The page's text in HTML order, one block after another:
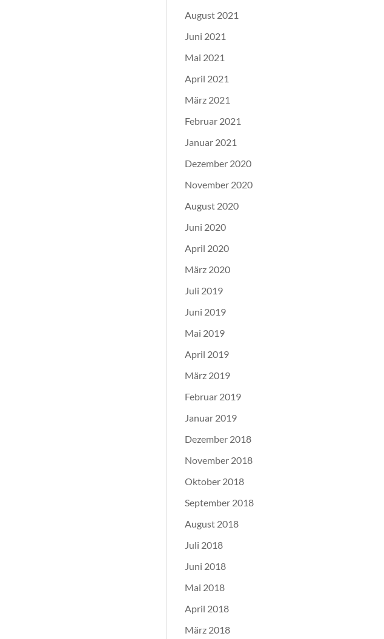
August 2021
Juni 2021
Mai 2021
April 2021
März 2021
Februar 2021
Januar 2021
Dezember 2020
November 2020
August 2020
Juni 2020
April 2020
März 2020
Juli 2019
Juni 2019
Mai 2019
April 2019
März 2019
Februar 2019
Januar 2019
Dezember 2018
November 2018
Oktober 2018
September 2018
August 2018
Juli 2018
Juni 2018
Mai 2018
April 2018
März 2018